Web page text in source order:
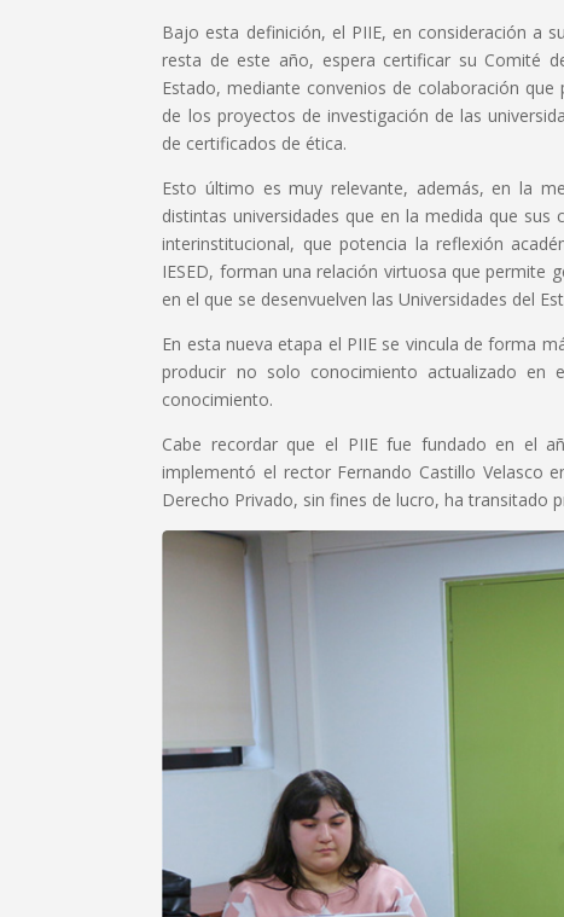
Bajo esta definición, el PIIE, en consideración a
resta de este año, espera certificar su Comité
Estado, mediante convenios de colaboración
de los proyectos de investigación de las
de certificados de ética.
Esto último es muy relevante, además, en la
distintas universidades que en la medida que
interinstitucional, que potencia la reflexión
IESED, forman una relación virtuosa que permite
en el que se desenvuelven las Universidades del
En esta nueva etapa el PIIE se vincula de forma
producir no solo conocimiento actualizado en
conocimiento.
Cabe recordar que el PIIE fue fundado en el
implementó el rector Fernando Castillo Velasco
Derecho Privado, sin fines de lucro, ha transitado